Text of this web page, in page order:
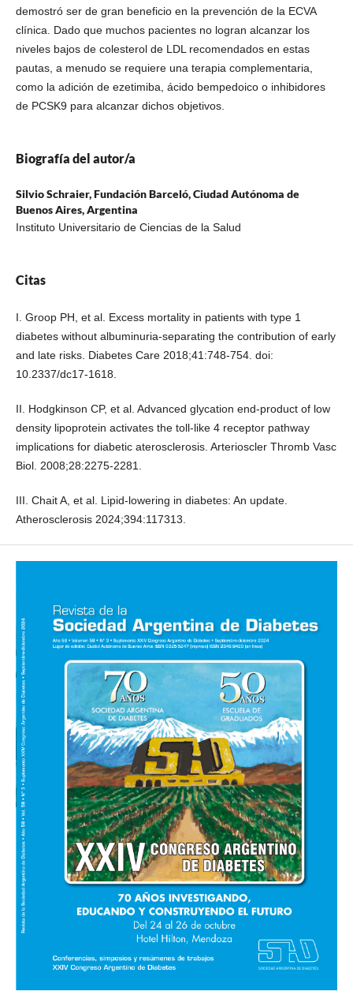
demostró ser de gran beneficio en la prevención de la ECVA
clínica. Dado que muchos pacientes no logran alcanzar los
niveles bajos de colesterol de LDL recomendados en estas
pautas, a menudo se requiere una terapia complementaria,
como la adición de ezetimiba, ácido bempedoico o inhibidores
de PCSK9 para alcanzar dichos objetivos.
Biografía del autor/a
Silvio Schraier,Fundación Barceló, Ciudad Autónoma de
Buenos Aires, Argentina
Instituto Universitario de Ciencias de la Salud
Citas
I. Groop PH, et al. Excess mortality in patients with type 1
diabetes without albuminuria-separating the contribution of early
and late risks. Diabetes Care 2018;41:748-754. doi:
10.2337/dc17-1618.
II. Hodgkinson CP, et al. Advanced glycation end-product of low
density lipoprotein activates the toll-like 4 receptor pathway
implications for diabetic aterosclerosis. Arterioscler Thromb Vasc
Biol. 2008;28:2275-2281.
III. Chait A, et al. Lipid-lowering in diabetes: An update.
Atherosclerosis 2024;394:117313.